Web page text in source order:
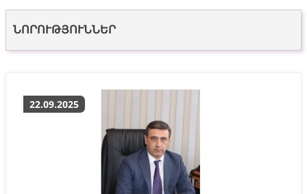
ՆՈՐՈՒԹՅՈՒՆՆԵՐ
22.09.2025